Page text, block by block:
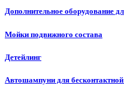
Дополнительное оборудование
Мойки подвижного состава
Детейлинг
Автошампуни для